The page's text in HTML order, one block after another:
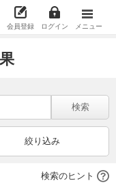
会員登録 ログイン メニュー
検索
絞り込み
検索のヒント